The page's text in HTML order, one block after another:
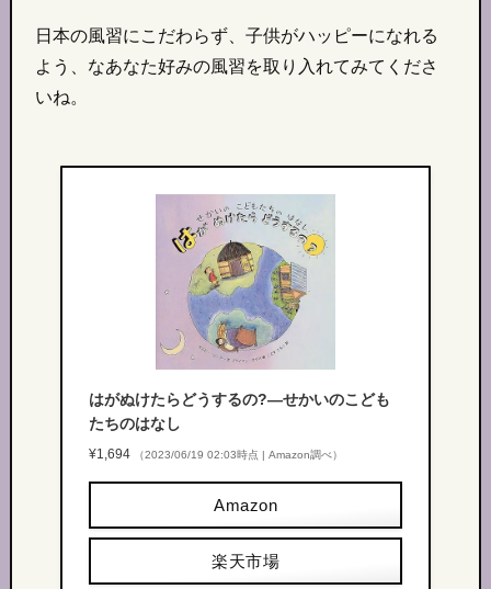
日本の風習にこだわらず、子供がハッピーになれる
よう、なあなた好みの風習を取り入れてみてくださ
いね。
はがぬけたらどうするの?―せかいのこども
たちのはなし
¥1,694 （2023/06/19 02:03時点 | Amazon調べ）
Amazon
楽天市場